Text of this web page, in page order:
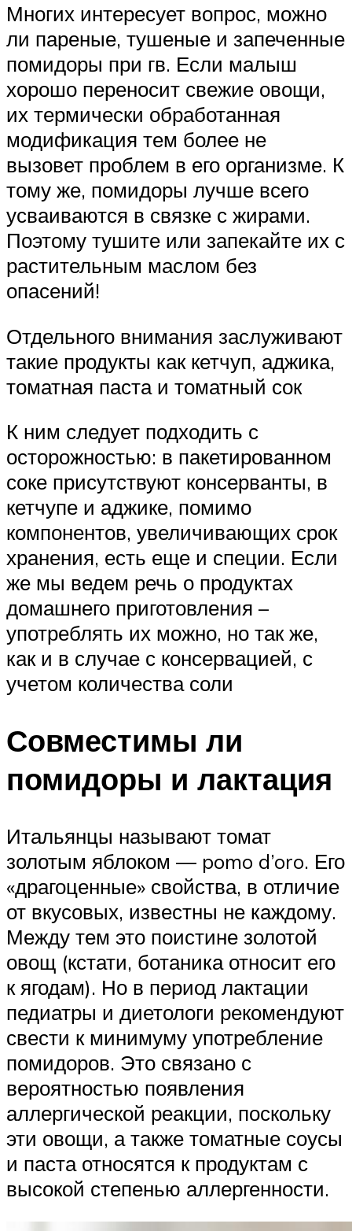
Многих интересует вопрос, можно
ли пареные, тушеные и запеченные
помидоры при гв. Если малыш
хорошо переносит свежие овощи,
их термически обработанная
модификация тем более не
вызовет проблем в его организме. К
тому же, помидоры лучше всего
усваиваются в связке с жирами.
Поэтому тушите или запекайте их с
растительным маслом без
опасений!
Отдельного внимания заслуживают
такие продукты как кетчуп, аджика,
томатная паста и томатный сок
К ним следует подходить с
осторожностью: в пакетированном
соке присутствуют консерванты, в
кетчупе и аджике, помимо
компонентов, увеличивающих срок
хранения, есть еще и специи. Если
же мы ведем речь о продуктах
домашнего приготовления –
употреблять их можно, но так же,
как и в случае с консервацией, с
учетом количества соли
Совместимы ли
помидоры и лактация
Итальянцы называют томат
золотым яблоком — pomo d’oro. Его
«драгоценные» свойства, в отличие
от вкусовых, известны не каждому.
Между тем это поистине золотой
овощ (кстати, ботаника относит его
к ягодам). Но в период лактации
педиатры и диетологи рекомендуют
свести к минимуму употребление
помидоров. Это связано с
вероятностью появления
аллергической реакции, поскольку
эти овощи, а также томатные соусы
и паста относятся к продуктам с
высокой степенью аллергенности.